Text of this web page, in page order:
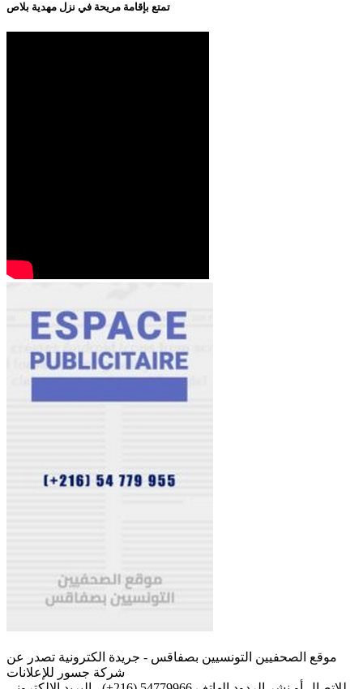
تمتع بإقامة مريحة في نزل مهدية بلاص
موقع الصحفيين التونسيين بصفاقس - جريدة الكترونية تصدر عن
شركة جسور للإعلانات